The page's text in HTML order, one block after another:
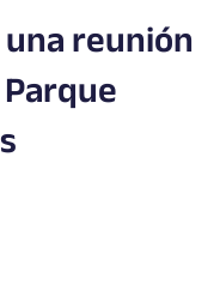
reunión